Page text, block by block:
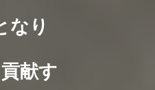
なり
献す